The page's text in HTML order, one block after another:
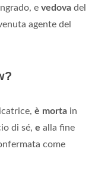
e vedova del
agente del
è morta in
di sé, e alla fine
come